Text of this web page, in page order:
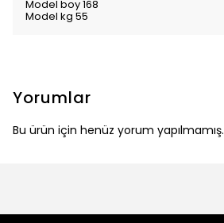
Model boy 168
Model kg 55
Yorumlar
Bu ürün için henüz yorum yapılmamış.